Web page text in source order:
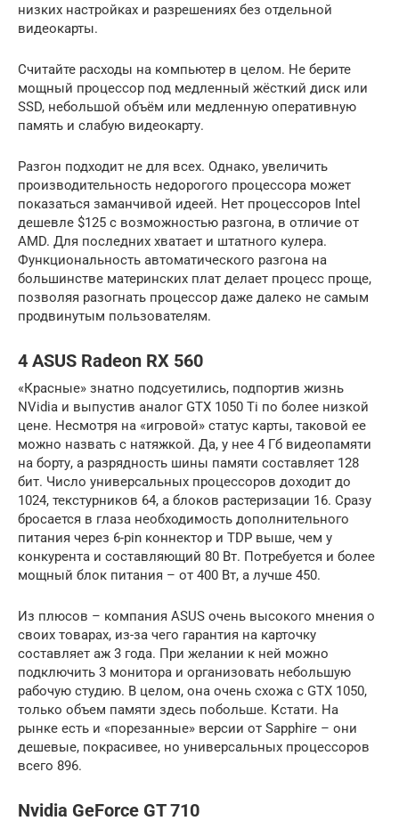
низких настройках и разрешениях без отдельной
видеокарты.
Считайте расходы на компьютер в целом. Не берите
мощный процессор под медленный жёсткий диск или
SSD, небольшой объём или медленную оперативную
память и слабую видеокарту.
Разгон подходит не для всех. Однако, увеличить
производительность недорогого процессора может
показаться заманчивой идеей. Нет процессоров Intel
дешевле $125 с возможностью разгона, в отличие от
AMD. Для последних хватает и штатного кулера.
Функциональность автоматического разгона на
большинстве материнских плат делает процесс проще,
позволяя разогнать процессор даже далеко не самым
продвинутым пользователям.
4 ASUS Radeon RX 560
«Красные» знатно подсуетились, подпортив жизнь
NVidia и выпустив аналог GTX 1050 Ti по более низкой
цене. Несмотря на «игровой» статус карты, таковой ее
можно назвать с натяжкой. Да, у нее 4 Гб видеопамяти
на борту, а разрядность шины памяти составляет 128
бит. Число универсальных процессоров доходит до
1024, текстурников 64, а блоков растеризации 16. Сразу
бросается в глаза необходимость дополнительного
питания через 6-pin коннектор и TDP выше, чем у
конкурента и составляющий 80 Вт. Потребуется и более
мощный блок питания – от 400 Вт, а лучше 450.
Из плюсов – компания ASUS очень высокого мнения о
своих товарах, из-за чего гарантия на карточку
составляет аж 3 года. При желании к ней можно
подключить 3 монитора и организовать небольшую
рабочую студию. В целом, она очень схожа с GTX 1050,
только объем памяти здесь побольше. Кстати. На
рынке есть и «порезанные» версии от Sapphire – они
дешевые, покрасивее, но универсальных процессоров
всего 896.
Nvidia GeForce GT 710